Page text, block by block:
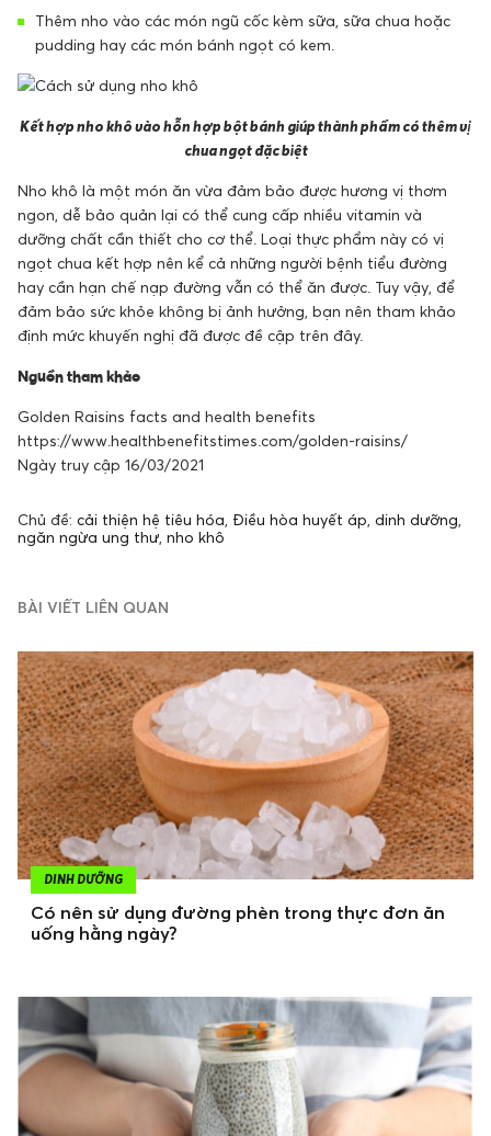
Thêm nho vào các món ngũ cốc kèm sữa, sữa chua hoặc
pudding hay các món bánh ngọt có kem.
Kết hợp nho khô vào hỗn hợp bột bánh giúp thành phẩm có thêm vị
chua ngọt đặc biệt
Nho khô là một món ăn vừa đảm bảo được hương vị thơm
ngon, dễ bảo quản lại có thể cung cấp nhiều vitamin và
dưỡng chất cần thiết cho cơ thể. Loại thực phẩm này có vị
ngọt chua kết hợp nên kể cả những người bệnh tiểu đường
hay cần hạn chế nạp đường vẫn có thể ăn được. Tuy vậy, để
đảm bảo sức khỏe không bị ảnh hưởng, bạn nên tham khảo
định mức khuyến nghị đã được đề cập trên đây.
Nguồn tham khảo
Golden Raisins facts and health benefits
https://www.healthbenefitstimes.com/golden-raisins/
Ngày truy cập 16/03/2021
Chủ đề: cải thiện hệ tiêu hóa, Điều hòa huyết áp, dinh dưỡng,
ngăn ngừa ung thư, nho khô
BÀI VIẾT LIÊN QUAN
DINH DƯỠNG
Có nên sử dụng đường phèn trong thực đơn ăn
uống hằng ngày?